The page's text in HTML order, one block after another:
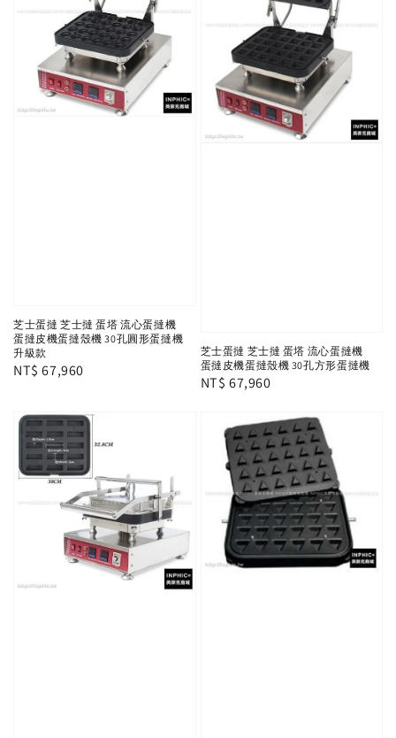
芝士蛋撻 芝士撻 蛋塔 流心蛋撻機
蛋撻皮機蛋撻殼機 30孔圓形蛋撻機
升級款
Regular
NT$ 67,960
芝士蛋撻 芝士撻 蛋塔 流心蛋撻機
蛋撻皮機蛋撻殼機 30孔方形蛋撻機
Regular
NT$ 67,960